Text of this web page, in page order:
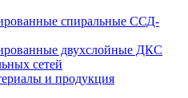
спиральные ССД-
двухслойные ДКС
сетей